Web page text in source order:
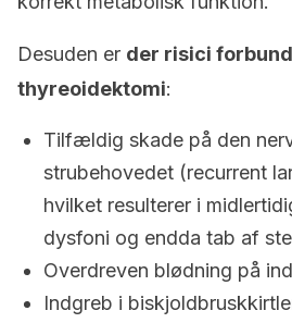
Desuden er der risici
thyreoidektomi:
Tilfældig skade på den
strubehovedet (recurrent
hvilket resulterer i
dysfoni og endda tab af
Overdreven blødning på
Indgreb i